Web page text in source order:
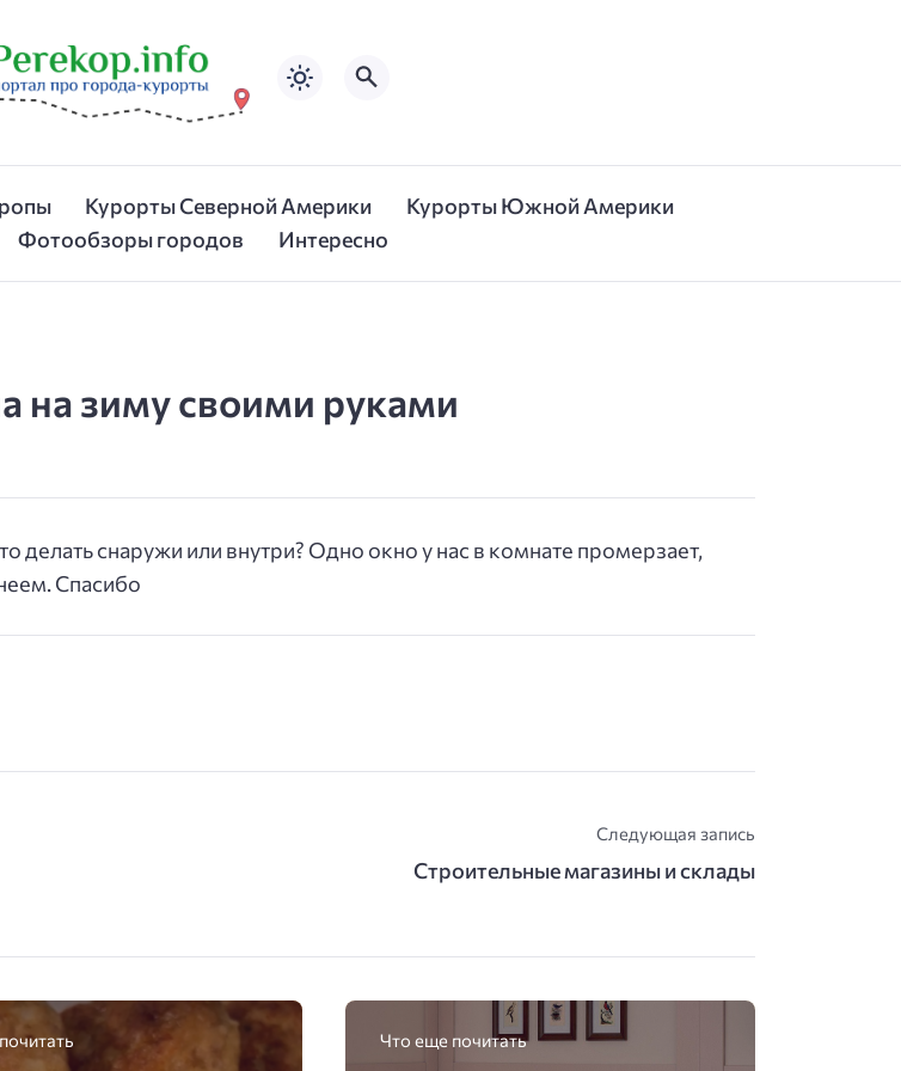
Курорты Северной Америки
Курорты Южной Америки
Фотообзоры городов Интересно
на зиму своими руками
делать снаружи или внутри? Одно окно у нас в комнате промерзает,
Спасибо
Следующая запись
Строительные магазины и склады
Что еще почитать